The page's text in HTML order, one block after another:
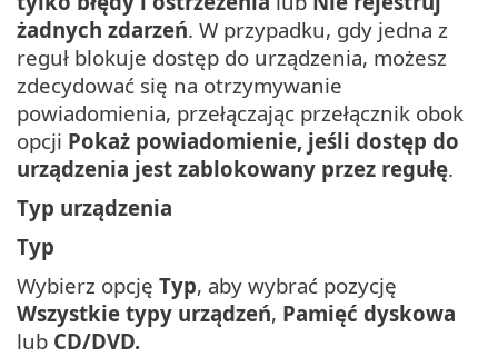
żadnych zdarzeń. W przypadku, gdy jedna z
reguł blokuje dostęp do urządzenia, możesz
zdecydować się na otrzymywanie
powiadomienia, przełączając przełącznik obok
opcji Pokaż powiadomienie, jeśli dostęp do
urządzenia jest zablokowany przez regułę.
Typ urządzenia
Typ
Wybierz opcję Typ, aby wybrać pozycję
Wszystkie typy urządzeń, Pamięć dyskowa
lub CD/DVD.